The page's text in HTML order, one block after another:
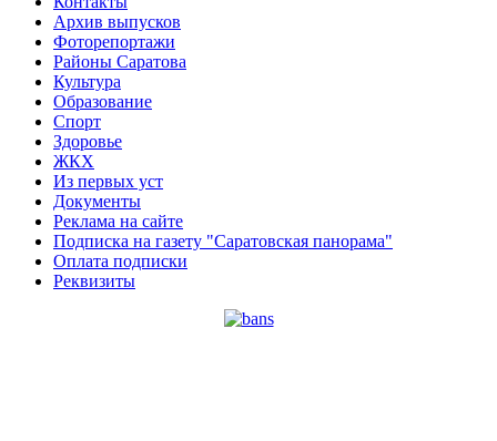
Архив выпусков
Фоторепортажи
Районы Саратова
Культура
Образование
Спорт
Здоровье
ЖКХ
Из пеpвых уст
Документы
Реклама на сайте
Подписка на газету "Саратовская панорама"
Оплата подписки
Реквизиты